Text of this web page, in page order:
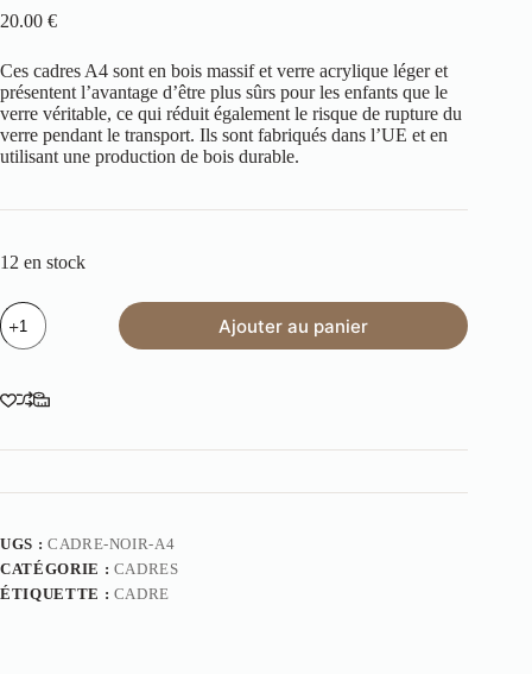
20.00 €
Ces cadres A4 sont en bois massif et verre acrylique léger et
présentent l’avantage d’être plus sûrs pour les enfants que le
verre véritable, ce qui réduit également le risque de rupture du
verre pendant le transport. Ils sont fabriqués dans l’UE et en
utilisant une production de bois durable.
12 en stock
Ajouter au panier
UGS : CADRE-NOIR-A4
CATÉGORIE : CADRES
ÉTIQUETTE : CADRE